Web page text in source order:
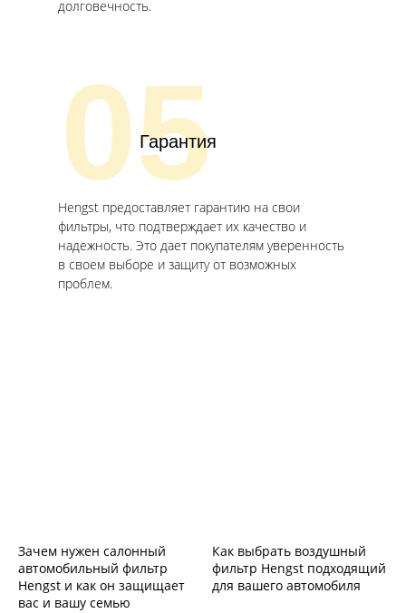
долговечность.
05
Гарантия
Hengst предоставляет гарантию на свои
фильтры, что подтверждает их качество и
надежность. Это дает покупателям уверенность
в своем выборе и защиту от возможных
проблем.
Зачем нужен салонный
автомобильный фильтр
Hengst и как он защищает
вас и вашу семью
Как выбрать воздушный
фильтр Hengst подходящий
для вашего автомобиля